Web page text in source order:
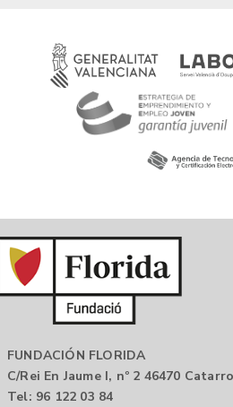
FUNDACIÓN FLORIDA
C/Rei En Jaume I, nº 2 46470
Tel: 96 122 03 84